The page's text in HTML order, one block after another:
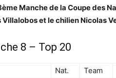
Manche de la Coupe des
Villalobos et le chilien Nicolas
8 – Top 20
Nat. Team